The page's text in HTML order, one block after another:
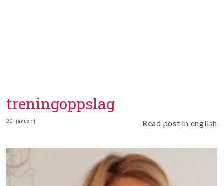
treningoppslag
20. januar | Read post in english